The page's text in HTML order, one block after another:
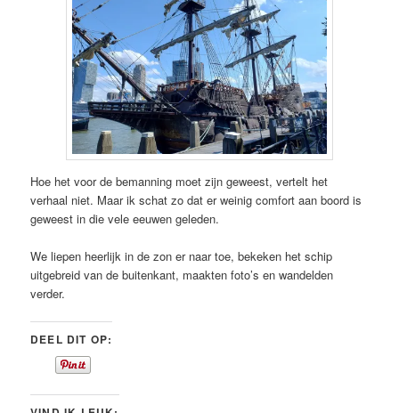
Hoe het voor de bemanning moet zijn geweest, vertelt het
verhaal niet. Maar ik schat zo dat er weinig comfort aan boord is
geweest in die vele eeuwen geleden.
We liepen heerlijk in de zon er naar toe, bekeken het schip
uitgebreid van de buitenkant, maakten foto’s en wandelden
verder.
DEEL DIT OP: